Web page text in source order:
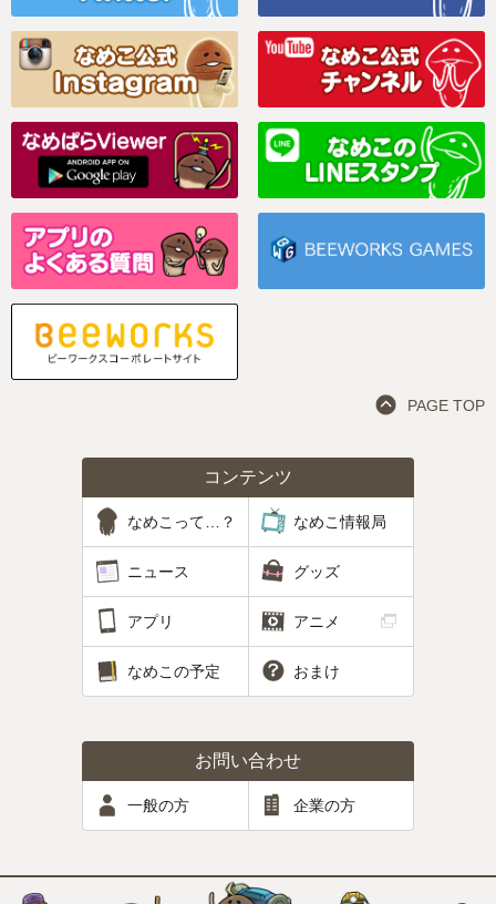
PAGE TOP
コンテンツ
なめこって…？ なめこ情報局
ニュース グッズ
アプリ アニメ
なめこの予定 おまけ
お問い合わせ
一般の方 企業の方